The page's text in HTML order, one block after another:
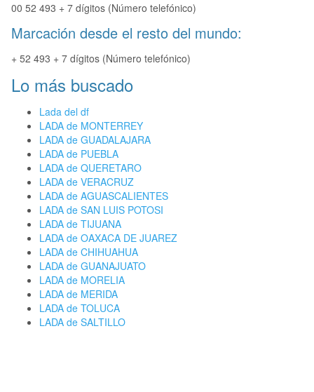
00 52 493 + 7 dígitos (Número telefónico)
Marcación desde el resto del mundo:
+ 52 493 + 7 dígitos (Número telefónico)
Lo más buscado
Lada del df
LADA de MONTERREY
LADA de GUADALAJARA
LADA de PUEBLA
LADA de QUERETARO
LADA de VERACRUZ
LADA de AGUASCALIENTES
LADA de SAN LUIS POTOSI
LADA de TIJUANA
LADA de OAXACA DE JUAREZ
LADA de CHIHUAHUA
LADA de GUANAJUATO
LADA de MORELIA
LADA de MERIDA
LADA de TOLUCA
LADA de SALTILLO